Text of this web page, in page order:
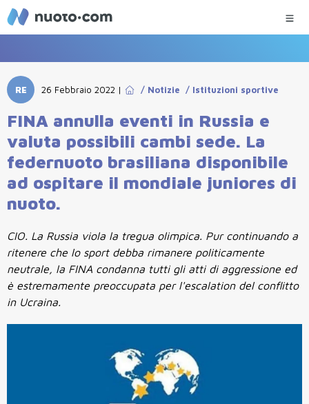
RE 26 Febbraio 2022 | / Notizie / Istituzioni sportive
FINA annulla eventi in Russia e
valuta possibili cambi sede. La
federnuoto brasiliana disponibile
ad ospitare il mondiale juniores di
nuoto.
CIO. La Russia viola la tregua olimpica. Pur continuando a
ritenere che lo sport debba rimanere politicamente
neutrale, la FINA condanna tutti gli atti di aggressione ed
è estremamente preoccupata per l'escalation del conflitto
in Ucraina.